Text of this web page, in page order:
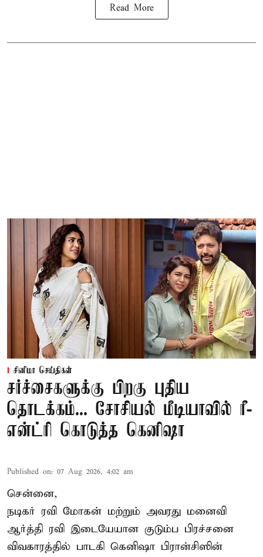
Read More
சினிமா செய்திகள்
சர்ச்சைகளுக்கு பிறகு புதிய
தொடக்கம்... சோசியல் மீடியாவில் ரீ-
என்ட்ரி கொடுத்த கெனிஷா
Published on: 07 Aug 2026, 4:02 am
சென்னை,
நடிகர் ரவி மோகன் மற்றும் அவரது மனைவி
ஆர்த்தி ரவி இடையேயான குடும்ப பிரச்சனை
விவகாரத்தில் பாடகி கெனிஷா பிரான்சிஸின்